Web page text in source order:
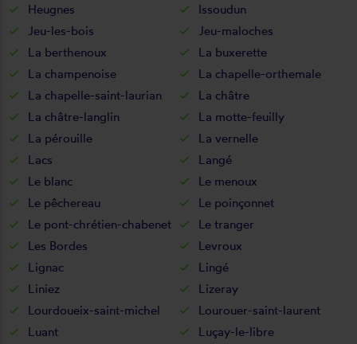
Heugnes
Issoudun
Jeu-les-bois
Jeu-maloches
La berthenoux
La buxerette
La champenoise
La chapelle-orthemale
La chapelle-saint-laurian
La châtre
La châtre-langlin
La motte-feuilly
La pérouille
La vernelle
Lacs
Langé
Le blanc
Le menoux
Le pêchereau
Le poinçonnet
Le pont-chrétien-chabenet
Le tranger
Les Bordes
Levroux
Lignac
Lingé
Liniez
Lizeray
Lourdoueix-saint-michel
Lourouer-saint-laurent
Luant
Luçay-le-libre